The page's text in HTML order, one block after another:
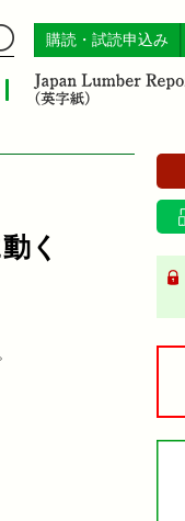
購読・試読申込み
く